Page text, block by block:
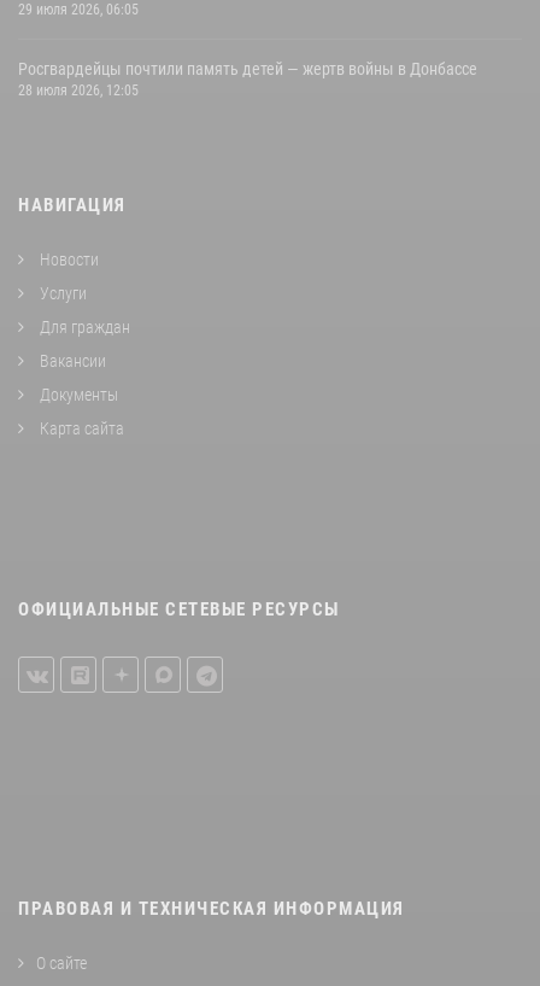
29 июля 2026, 06:05
Росгвардейцы почтили память детей — жертв войны в Донбассе
28 июля 2026, 12:05
НАВИГАЦИЯ
Новости
Услуги
Для граждан
Вакансии
Документы
Карта сайта
ОФИЦИАЛЬНЫЕ СЕТЕВЫЕ РЕСУРСЫ
ПРАВОВАЯ И ТЕХНИЧЕСКАЯ ИНФОРМАЦИЯ
О сайте